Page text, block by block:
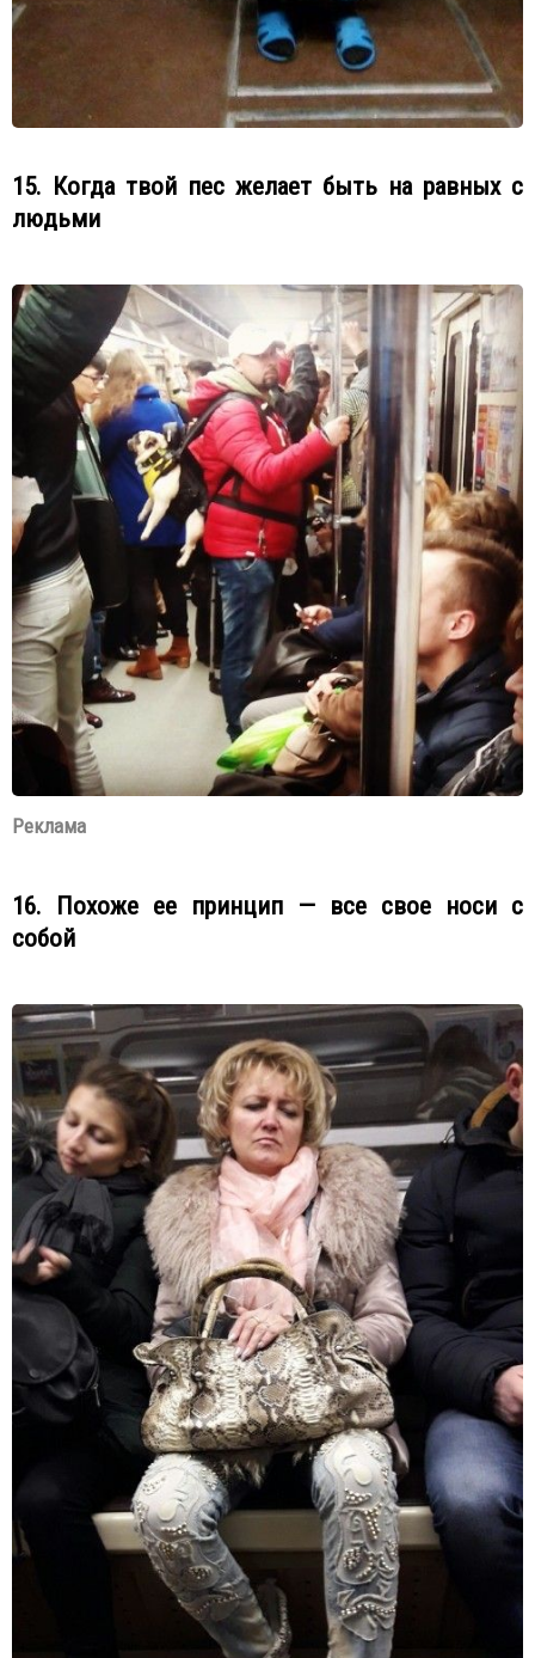
15. Когда твой пес желает быть на равных с
людьми
Реклама
16. Похоже ее принцип — все свое носи с
собой